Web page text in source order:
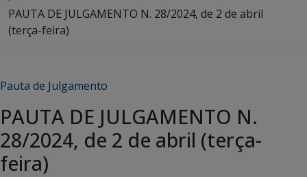
PAUTA DE JULGAMENTO N. 28/2024, de 2 de abril
(terça-feira)
Pauta de Julgamento
PAUTA DE JULGAMENTO N.
28/2024, de 2 de abril (terça-
feira)